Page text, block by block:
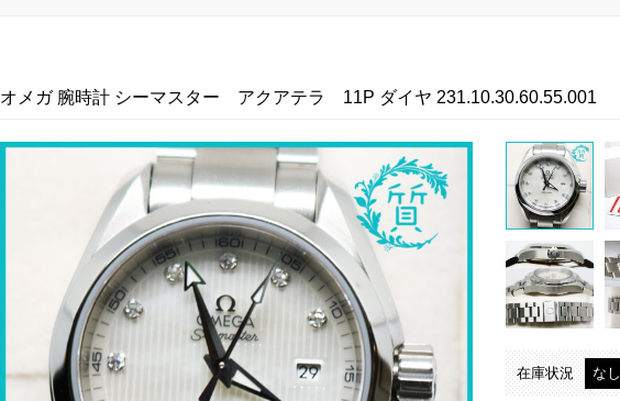
オメガ 腕時計 シーマスター アクアテラ 11P ダイヤ 231.10.30.60.55.001
在庫状況 なし